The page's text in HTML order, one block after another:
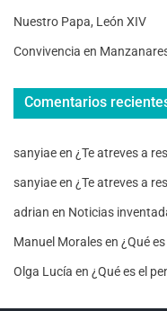
Nuestro Papa, León XIV
Convivencia en
Comentarios
sanyiaeen ¿Te atreves a
sanyiaeen ¿Te atreves a
adrian en Noticias
Manuel Moralesen ¿Qué
Olga Lucía en ¿Qué es el